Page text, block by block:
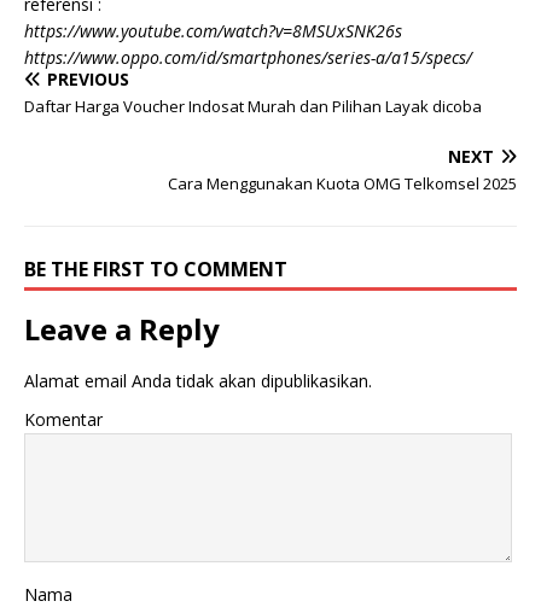
https://www.youtube.com/watch?v=8MSUxSNK26s
https://www.oppo.com/id/smartphones/series-a/a15/specs/
PREVIOUS
Daftar Harga Voucher Indosat Murah dan Pilihan Layak dicoba
NEXT
Cara Menggunakan Kuota OMG Telkomsel 2025
BE THE FIRST TO COMMENT
Leave a Reply
Alamat email Anda tidak akan dipublikasikan.
Komentar
Nama